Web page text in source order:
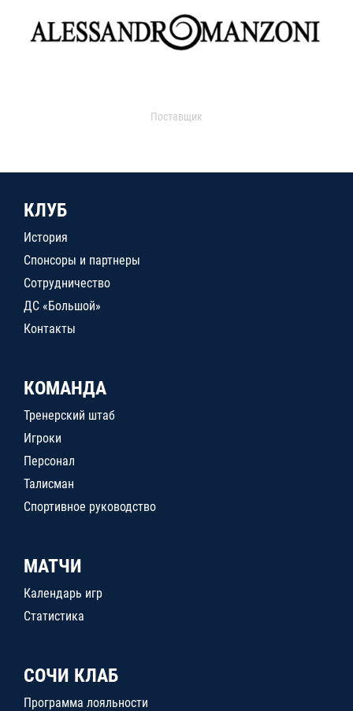
Поставщик
КЛУБ
История
Спонсоры и партнеры
Сотрудничество
ДС «Большой»
Контакты
КОМАНДА
Тренерский штаб
Игроки
Персонал
Талисман
Спортивное руководство
МАТЧИ
Календарь игр
Статистика
СОЧИ КЛАБ
Программа лояльности